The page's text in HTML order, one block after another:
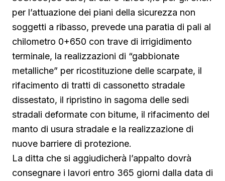
per l’attuazione dei piani della sicurezza non
soggetti a ribasso, prevede una paratia di pali al
chilometro 0+650 con trave di irrigidimento
terminale, la realizzazioni di “gabbionate
metalliche” per ricostituzione delle scarpate, il
rifacimento di tratti di cassonetto stradale
dissestato, il ripristino in sagoma delle sedi
stradali deformate con bitume, il rifacimento del
manto di usura stradale e la realizzazione di
nuove barriere di protezione.
La ditta che si aggiudicherà l’appalto dovrà
consegnare i lavori entro 365 giorni dalla data di